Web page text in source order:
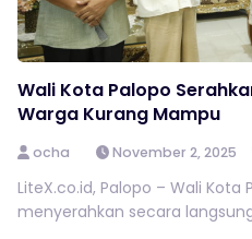
Wali Kota Palopo
Warga Kurang Mampu
ocha November 2, 2025
LiteX.co.id, Palopo – Wali Kota
menyerahkan secara